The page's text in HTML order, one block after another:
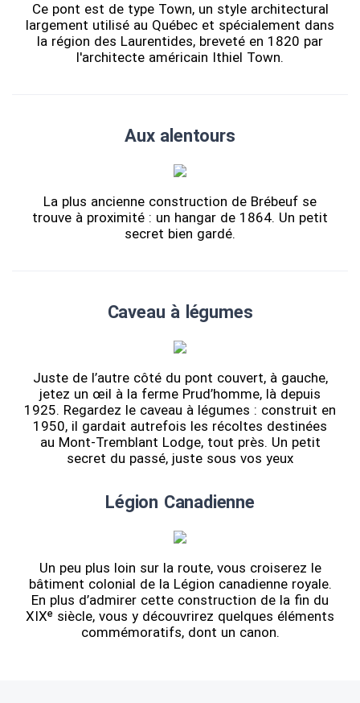
Ce pont est de type Town, un style architectural
largement utilisé au Québec et spécialement dans
la région des Laurentides, breveté en 1820 par
l'architecte américain Ithiel Town.
Aux alentours
La plus ancienne construction de Brébeuf se
trouve à proximité : un hangar de 1864. Un petit
secret bien gardé.
Caveau à légumes
Juste de l’autre côté du pont couvert, à gauche,
jetez un œil à la ferme Prud’homme, là depuis
1925. Regardez le caveau à légumes : construit en
1950, il gardait autrefois les récoltes destinées
au Mont-Tremblant Lodge, tout près. Un petit
secret du passé, juste sous vos yeux
Légion Canadienne
Un peu plus loin sur la route, vous croiserez le
bâtiment colonial de la Légion canadienne royale.
En plus d’admirer cette construction de la fin du
XIXᵉ siècle, vous y découvrirez quelques éléments
commémoratifs, dont un canon.